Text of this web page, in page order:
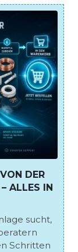
DER
ALLES IN
sucht,
Schritten